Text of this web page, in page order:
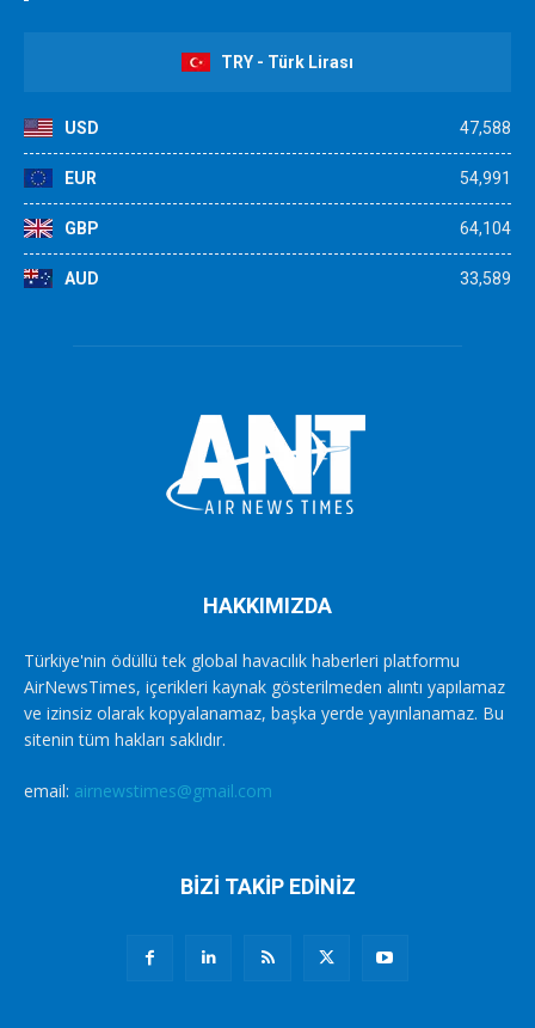
TRY - Türk Lirası
USD 47,588
EUR 54,991
GBP 64,104
AUD 33,589
HAKKIMIZDA
Türkiye'nin ödüllü tek global havacılık haberleri platformu
AirNewsTimes, içerikleri kaynak gösterilmeden alıntı yapılamaz
ve izinsiz olarak kopyalanamaz, başka yerde yayınlanamaz. Bu
sitenin tüm hakları saklıdır.
email: airnewstimes@gmail.com
BİZİ TAKİP EDİNİZ